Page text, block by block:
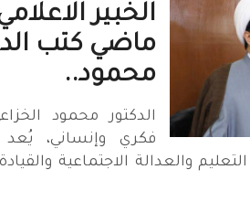
الخبير
ماضي كتب
محمود..
الدكتور محمود
فكري وإنساني،
والعدالة الاجتماعية